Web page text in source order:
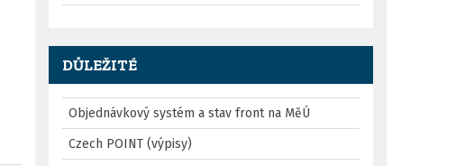
DŮLEŽITÉ
Objednávkový systém a stav front na MěÚ
Czech POINT (výpisy)